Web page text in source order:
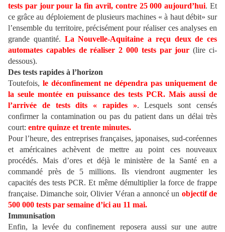
tests par jour pour la fin avril, contre 25 000 aujourd’hui. Et
ce grâce au déploiement de plusieurs machines « à haut débit» sur
l’ensemble du territoire, précisément pour réaliser ces analyses en
grande quantité. La Nouvelle-Aquitaine a reçu deux de ces
automates capables de réaliser 2 000 tests par jour (lire ci-
dessous).
Des tests rapides à l’horizon
Toutefois, le déconfinement ne dépendra pas uniquement de
la seule montée en puissance des tests PCR. Mais aussi de
l’arrivée de tests dits « rapides ». Lesquels sont censés
confirmer la contamination ou pas du patient dans un délai très
court: entre quinze et trente minutes.
Pour l’heure, des entreprises françaises, japonaises, sud-coréennes
et américaines achèvent de mettre au point ces nouveaux
procédés. Mais d’ores et déjà le ministère de la Santé en a
commandé près de 5 millions. Ils viendront augmenter les
capacités des tests PCR. Et même démultiplier la force de frappe
française. Dimanche soir, Olivier Véran a annoncé un objectif de
500 000 tests par semaine d’ici au 11 mai.
Immunisation
Enfin, la levée du confinement reposera aussi sur une autre